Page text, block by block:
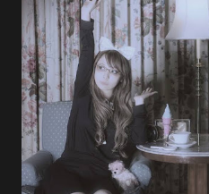
ンド (@LastDiamond2026) July
farmacêutica e construiu sua
como musicista de apoio em
série multimídia que reúne anime,
1MYB , banda oficial da franquia